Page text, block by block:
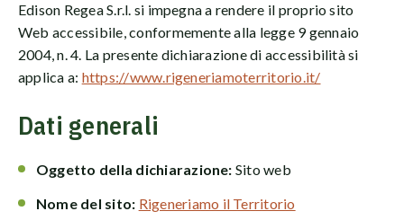
Edison Regea S.r.l. si impegna a rendere il proprio sito
Web accessibile, conformemente alla legge 9 gennaio
2004, n. 4. La presente dichiarazione di accessibilità si
applica a: https://www.rigeneriamoterritorio.it/
Dati generali
Oggetto della dichiarazione: Sito web
Nome del sito: Rigeneriamo il Territorio